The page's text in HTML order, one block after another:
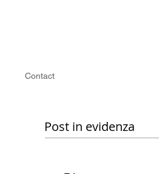
Contact
Post in evidenza